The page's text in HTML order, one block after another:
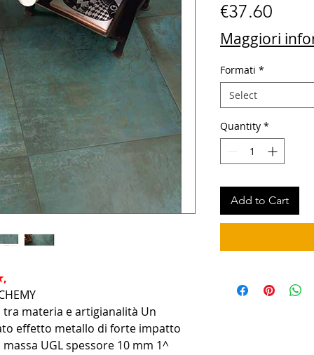
materia e artigianalità Un
effetto metallo di forte impatto
UGL spessore 10 mm 1^
€37.60
Maggiori
Formati *
Select
Quantity *
Add to Cart